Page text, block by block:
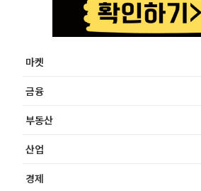
마켓
금융
부동산
산업
경제